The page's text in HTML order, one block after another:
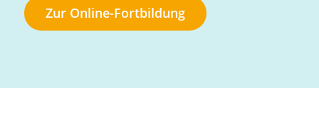
Zur Online-Fortbildung